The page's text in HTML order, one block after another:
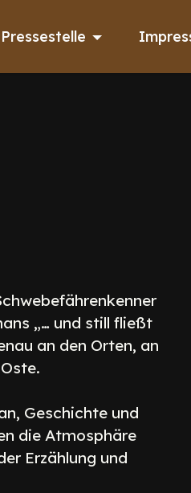
Pressestelle
„… und still fließt
an den Orten, an
Geschichte und
die Atmosphäre
Erzählung und